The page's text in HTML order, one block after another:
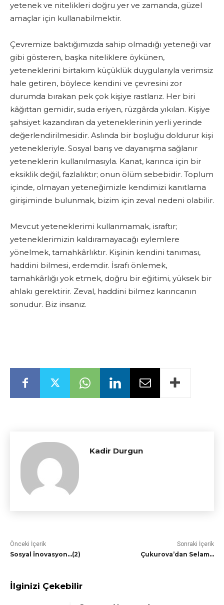
yetenek ve nitelikleri doğru yer ve zamanda, güzel
amaçlar için kullanabilmektir.
Çevremize baktığımızda sahip olmadığı yeteneği var
gibi gösteren, başka niteliklere öykünen,
yeteneklerini birtakım küçüklük duygularıyla verimsiz
hale getiren, böylece kendini ve çevresini zor
durumda bırakan pek çok kişiye rastlarız. Her biri
kâğıttan gemidir, suda eriyen, rüzgârda yıkılan. Kişiye
şahsiyet kazandıran da yeteneklerinin yerli yerinde
değerlendirilmesidir. Aslında bir boşluğu doldurur kişi
yetenekleriyle. Sosyal barış ve dayanışma sağlanır
yeteneklerin kullanılmasıyla. Kanat, karınca için bir
eksiklik değil, fazlalıktır; onun ölüm sebebidir. Toplum
içinde, olmayan yeteneğimizle kendimizi kanıtlama
girişiminde bulunmak, bizim için zeval nedeni olabilir.
Mevcut yeteneklerimi kullanmamak, israftır;
yeteneklerimizin kaldıramayacağı eylemlere
yönelmek, tamahkârlıktır. Kişinin kendini tanıması,
haddini bilmesi, erdemdir. İsrafı önlemek,
tamahkârlığı yok etmek, doğru bir eğitimi, yüksek bir
ahlakı gerektirir. Zeval, haddini bilmez karıncanın
sonudur. Biz insanız.
Kadir Durgun
Önceki İçerik
Sosyal İnovasyon…(2)
Sonraki İçerik
Çukurova’dan Selam…
İlginizi Çekebilir